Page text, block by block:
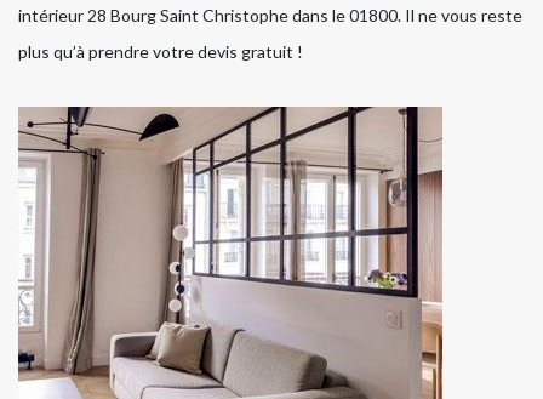
intérieur 28 Bourg Saint Christophe dans le 01800. Il ne vous reste
plus qu’à prendre votre devis gratuit !